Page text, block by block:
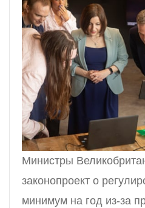
Министры
законопроект о
минимум на год из-за